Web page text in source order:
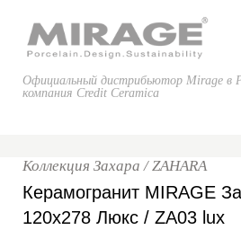
Официальный дистрибьютор Mirage в
компания Credit Ceramica
Коллекция Захара / ZAHARA
Керамогранит MIRAGE
120x278 Люкс / ZA03 lux